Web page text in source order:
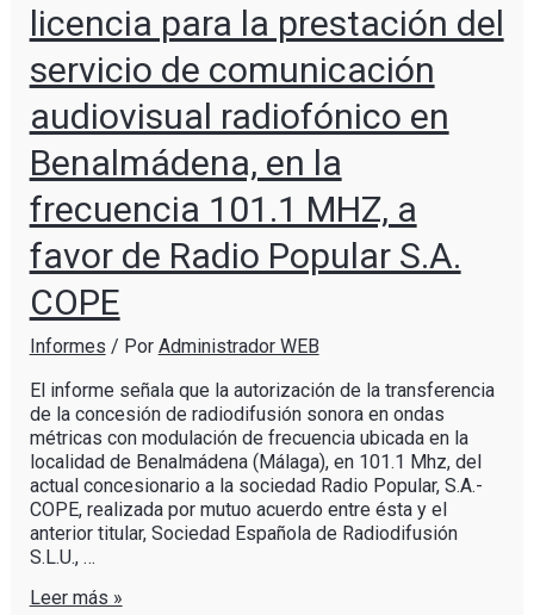
licencia para la prestación del
servicio de comunicación
audiovisual radiofónico en
Benalmádena, en la
frecuencia 101.1 MHZ, a
favor de Radio Popular S.A.
COPE
Informes / Por Administrador WEB
El informe señala que la autorización de la transferencia
de la concesión de radiodifusión sonora en ondas
métricas con modulación de frecuencia ubicada en la
localidad de Benalmádena (Málaga), en 101.1 Mhz, del
actual concesionario a la sociedad Radio Popular, S.A.-
COPE, realizada por mutuo acuerdo entre ésta y el
anterior titular, Sociedad Española de Radiodifusión
S.L.U., …
Leer más »